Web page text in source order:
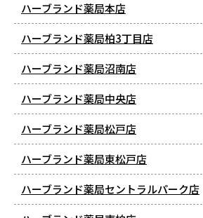
ハーブランド薬局本店
ハーブランド薬局柏3丁目店
ハーブランド薬局沼南店
ハーブランド薬局中央店
ハーブランド薬局松戸店
ハーブランド薬局東松戸店
ハーブランド薬局セントラルパーク店